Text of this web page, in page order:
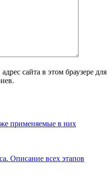
сайта в этом браузере для
применяемые в них
Описание всех этапов